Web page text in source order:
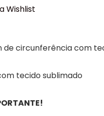
Wishlist
de circunferência com
tecido sublimado